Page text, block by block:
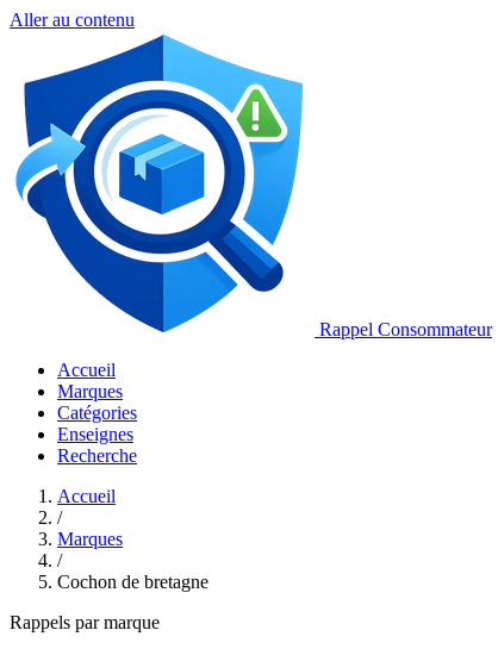
Aller au contenu
Rappel Consommateur
Accueil
Marques
Catégories
Enseignes
Recherche
Accueil
/
Marques
/
Cochon de bretagne
Rappels par marque